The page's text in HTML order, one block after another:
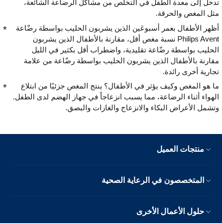
تدخل إلى معدة الطفل في التخلّص من مشاكل الرضاعة الشائعة،
مثل المغص والحرقة.
أظهر الأطفال بعمر أسبوعَين الذين يشربون الحليب بواسطة رضّاعة
Philips Avent نسبة مغص أقل، مقارنة بالأطفال الذين يشربون
الحليب بواسطة رضّاعة تقليدية، واضطراب أقل بكثير في الليل
مقارنة بالأطفال الذين يشربون الحليب بواسطة رضّاعة من علامة
تجارية أخرى رائدة.
ما هو المغص وكيف يؤثر في الأطفال؟ ينتج المغص جزئيًا من ابتلاع
الهواء أثناء الرضاعة، مما يسبب انزعاجاً في جهاز الهضم لدى الطفل.
وتشمل الأعراض البكاء والانزعاج والغازات والبصق.
منتجات العميل
المتخصصون في الرعاية الصحية
حلول الأعمال الأخرى